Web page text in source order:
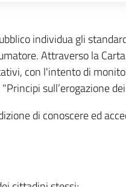
individua gli
Attraverso la
con l'intento di
sull’erogazione
di conoscere ed